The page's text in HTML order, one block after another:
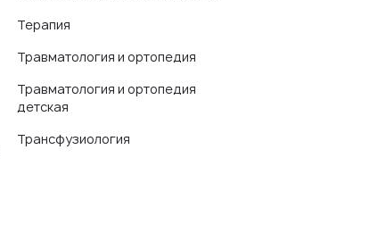
Терапия
Травматология и ортопедия
Травматология и ортопедия
детская
Трансфузиология